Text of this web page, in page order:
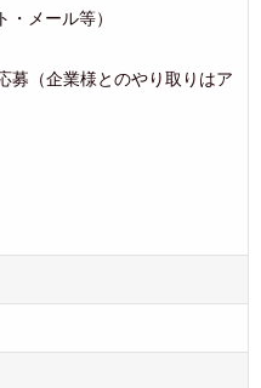
メール等）
募（企業様とのやり取りはア